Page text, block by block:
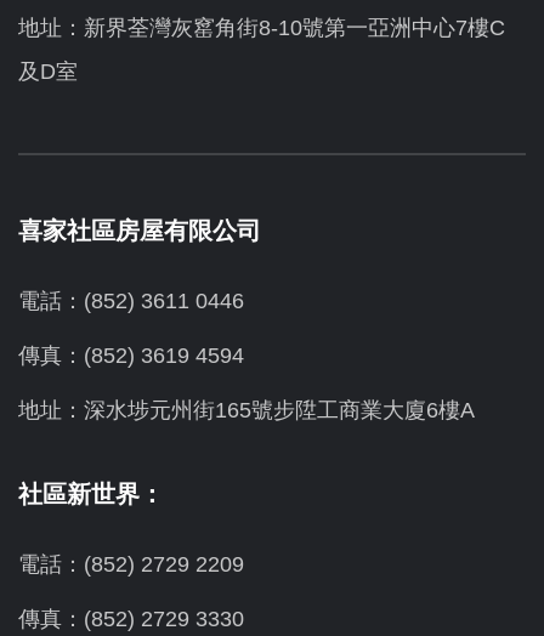
地址：新界荃灣灰窰角街8-10號第一亞洲中心7樓C
及D室
喜家社區房屋有限公司
電話：(852) 3611 0446
傳真：(852) 3619 4594
地址： 深水埗元州街165號步陞工商業大廈6樓A
社區新世界：
電話：(852) 2729 2209
傳真：(852) 2729 3330